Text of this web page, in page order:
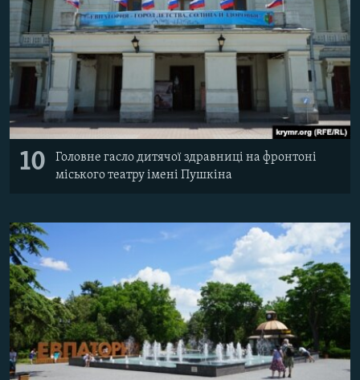
10
Головне гасло дитячої здравниці на фронтоні
міського театру імені Пушкіна